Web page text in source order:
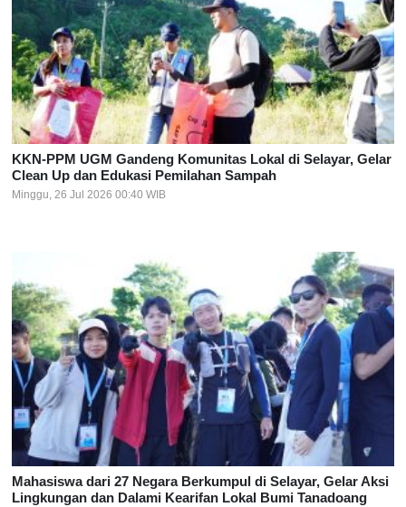
KKN-PPM UGM Gandeng Komunitas Lokal di Selayar, Gelar
Clean Up dan Edukasi Pemilahan Sampah
Minggu, 26 Jul 2026 00:40 WIB
Mahasiswa dari 27 Negara Berkumpul di Selayar, Gelar Aksi
Lingkungan dan Dalami Kearifan Lokal Bumi Tanadoang